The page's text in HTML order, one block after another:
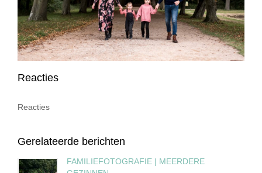
Reacties
Reacties
Gerelateerde berichten
FAMILIEFOTOGRAFIE | MEERDERE